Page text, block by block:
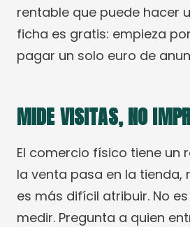
rentable que puede hacer
ficha es gratis: empieza
pagar un solo euro de
MIDE VISITAS, NO
El comercio físico tiene un
la venta pasa en la tienda,
es más difícil atribuir. No
medir. Pregunta a quien